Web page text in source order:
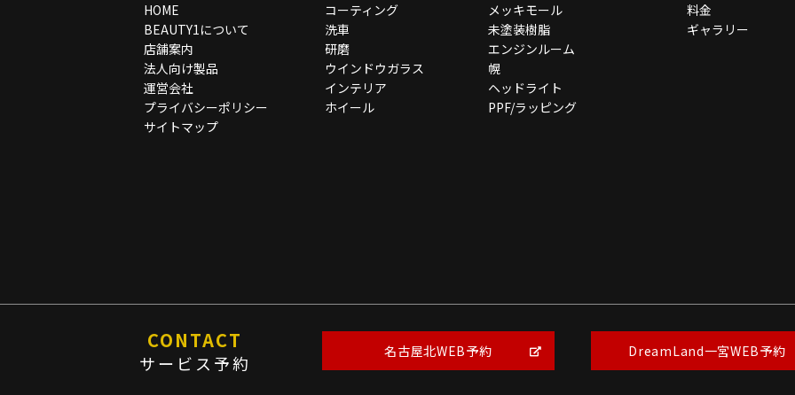
CONTACT
サービス予約
名古屋北WEB予約 DreamLand一宮WEB予約
HOME
BEAUTY1について
店舗案内
法人向け製品
運営会社
プライバシーポリシー
サイトマップ
コーティング
メッキモール
洗車
未塗装樹脂
研磨
エンジンルーム
ウインドウガラス
幌
インテリア
ヘッドライト
ホイール
PPF/ラッピング
料金
ギャラリー
【掲載の記事・写真・イラストなどの無断複写・転載を禁じます】